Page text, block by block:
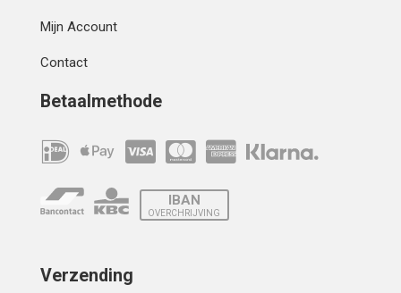
Mijn Account
Contact
Betaalmethode
IBAN
OVERCHRIJVING
Verzending